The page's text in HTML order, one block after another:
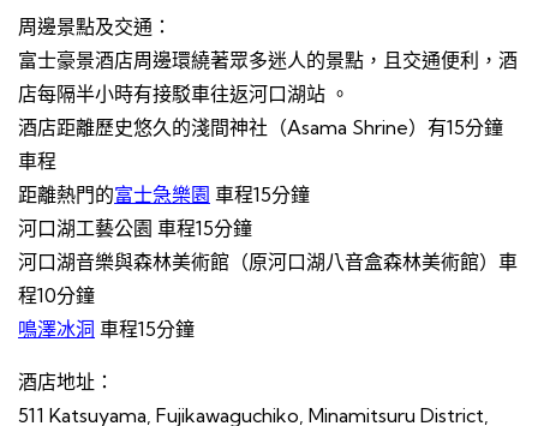
周邊景點及交通：
富士豪景酒店周邊環繞著眾多迷人的景點，且交通便利，酒
店每隔半小時有接駁車往返河口湖站 。
酒店距離歷史悠久的淺間神社（Asama Shrine）有15分鐘
車程
距離熱門的富士急樂園 車程15分鐘
河口湖工藝公園 車程15分鐘
河口湖音樂與森林美術館（原河口湖八音盒森林美術館）車
程10分鐘
鳴澤冰洞 車程15分鐘
酒店地址：
511 Katsuyama, Fujikawaguchiko, Minamitsuru District,